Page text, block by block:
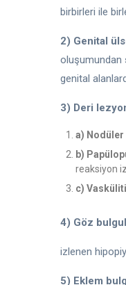
birbirleri ile
2) Genital
oluşumundan
genital
3) Deri
a)
b)
reaksiyon
c)
4) Göz
izlenen
5) Eklem